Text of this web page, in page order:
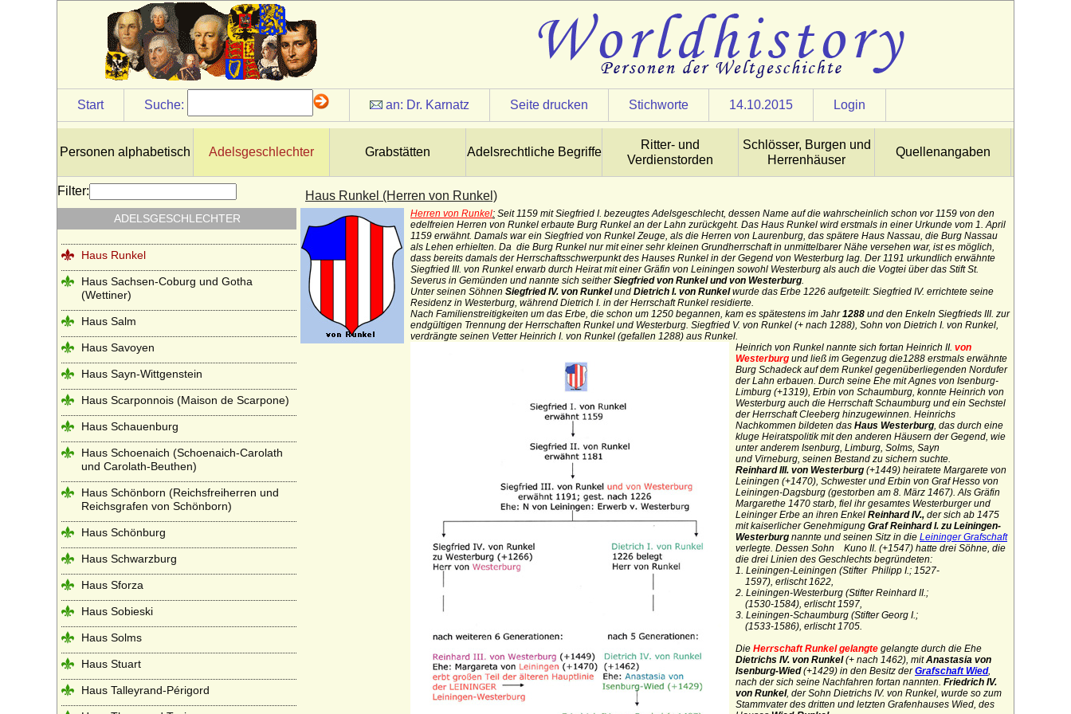
Start Suche: an: Dr. Karnatz Seite drucken Stichworte 14.10.2015 Login
Personen alphabetisch Adelsgeschlechter Grabstätten Adelsrechtliche Begriffe
Ritter- und
Verdienstorden
Schlösser, Burgen und
Herrenhäuser
Quellenangaben
Haus Runkel (Herren von Runkel)
Herren von Runkel: Seit 1159 mit Siegfried I. bezeugtes Adelsgeschlecht, dessen Name auf die wahrscheinlich schon vor 1159 von den
edelfreien Herren von Runkel erbaute Burg Runkel an der Lahn zurückgeht. Das Haus Runkel wird erstmals in einer Urkunde vom 1. April
1159 erwähnt. Damals war ein Siegfried von Runkel Zeuge, als die Herren von Laurenburg, das spätere Haus Nassau, die Burg Nassau
als Lehen erhielten. Da die Burg Runkel nur mit einer sehr kleinen Grundherrschaft in unmittelbarer Nähe versehen war, ist es möglich,
dass bereits damals der Herrschaftsschwerpunkt des Hauses Runkel in der Gegend von Westerburg lag. Der 1191 urkundlich erwähnte
Siegfried III. von Runkel erwarb durch Heirat mit einer Gräfin von Leiningen sowohl Westerburg als auch die Vogtei über das Stift St.
Severus in Gemünden und nannte sich seitherSiegfried von Runkel und von Westerburg.
Unter seinen Söhnen Siegfried IV. von Runkelund Dietrich I. von Runkelwurde das Erbe 1226 aufgeteilt: Siegfried IV. errichtete seine
Residenz in Westerburg, während Dietrich I. in der Herrschaft Runkel residierte.
Nach Familienstreitigkeiten um das Erbe, die schon um 1250 begannen, kam es spätestens im Jahr1288 und den Enkeln Siegfrieds III. zur
endgültigen Trennung der Herrschaften Runkel und Westerburg. Siegfried V. von Runkel (+ nach 1288), Sohn von Dietrich I. von Runkel,
verdrängte seinen Vetter Heinrich I. von Runkel (gefallen 1288) aus Runkel.
Heinrich von Runkel nannte sich fortan Heinrich II. von
Westerburg und ließ im Gegenzug die1288 erstmals erwähnte
Burg Schadeck auf dem Runkel gegenüberliegenden Nordufer
derLahn erbauen. Durch seine Ehe mit Agnes von Isenburg-
Limburg (+1319), Erbin von Schaumburg, konnte Heinrich von
Westerburg auch die Herrschaft Schaumburg und ein Sechstel
der Herrschaft Cleeberg hinzugewinnen. Heinrichs
Nachkommen bildeten das Haus Westerburg, das durch eine
kluge Heiratspolitik mit den anderen Häusern der Gegend, wie
unter anderem Isenburg, Limburg, Solms, Sayn
und Virneburg, seinen Bestand zu sichern suchte.
Reinhard III. von Westerburg (+1449) heiratete Margarete von
Leiningen (+1470), Schwester und Erbin von Graf Hesso von
Leiningen-Dagsburg (gestorben am 8. März 1467). Als Gräfin
Margarethe 1470 starb, fiel ihr gesamtes Westerburger und
Leininger Erbe an ihren Enkel Reinhard IV., der sich ab 1475
mit kaiserlicher Genehmigung Graf Reinhard I. zu Leiningen-
Westerburg nannte und seinen Sitz in die Leininger Grafschaft
verlegte. Dessen Sohn Kuno II. (+1547) hatte drei Söhne, die
die drei Linien des Geschlechts begründeten:
1. Leiningen-Leiningen (Stifter Philipp I.; 1527-
1597), erlischt 1622,
2. Leiningen-Westerburg (Stifter Reinhard II.;
(1530-1584), erlischt 1597,
3. Leiningen-Schaumburg (Stifter Georg I.;
(1533-1586), erlischt 1705.
Die Herrschaft Runkel gelangte gelangte durch die Ehe
Dietrichs IV. von Runkel(+ nach 1462), mitAnastasia von
Isenburg-Wied(+1429) in den Besitz derGrafschaft Wied,
nach der sich seine Nachfahren fortan nannten. Friedrich IV.
von Runkel, der Sohn Dietrichs IV. von Runkel, wurde so zum
Stammvater des dritten und letzten Grafenhauses Wied, des
Filter:
ADELSGESCHLECHTER
Haus Petrovic-Njego?
Haus Plantagenet
Haus Poniatowski
Haus Pückler
Haus Radziwill
Rappoltstein)
Haus Reuß (Reuss)
Haus Rietberg (Grafen von Rietberg)
Haus Rohan (Maison de Rohan)
Haus Runkel
Haus Sachsen-Coburg und Gotha
(Wettiner)
Haus Salm
Haus Savoyen
Haus Sayn-Wittgenstein
Haus Scarponnois (Maison de Scarpone)
Haus Schauenburg
Haus Schoenaich (Schoenaich-Carolath
und Carolath-Beuthen)
Haus Schönborn (Reichsfreiherren und
Reichsgrafen von Schönborn)
Haus Schönburg
Haus Schwarzburg
Haus Sforza
Haus Sobieski
Haus Solms
Haus Stuart
Haus Talleyrand-Périgord